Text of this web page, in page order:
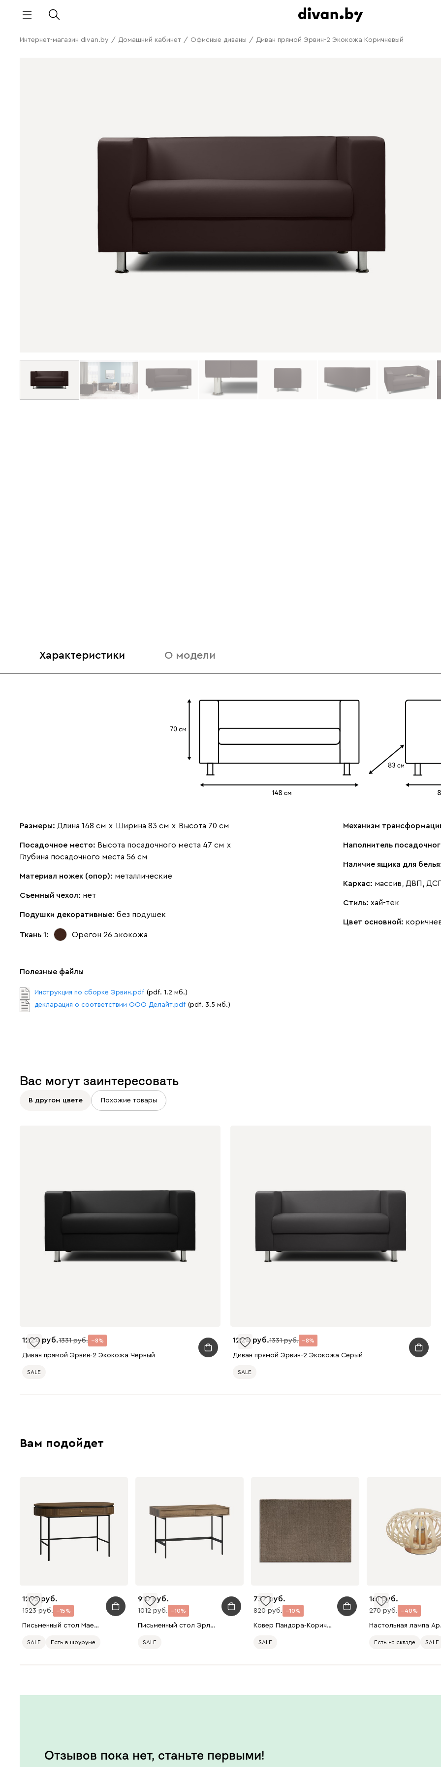
Интернет-магазин divan.by / Домашний кабинет / Офисные диваны / Диван прямой Эрвин-2 Экокожа Коричневый
Характеристики О модели
Размеры: Длина 148 см х Ширина 83 см х Высота 70 см
Посадочное место: Высота посадочного места 47 см х
Глубина посадочного места 56 см
Материал ножек (опор): металлические
Съемный чехол: нет
Подушки декоративные: без подушек
Ткань 1: Орегон 26 экокожа
Механизм
Наполнитель
Наличие ящика для
Каркас: массив, ДВП,
Стиль: хай-тек
Цвет основной:
Полезные файлы
Инструкция по сборке Эрвин.pdf (pdf. 1.2 мб.)
декларация о соответствии ООО Делайт.pdf (pdf. 3.5 мб.)
Вас могут заинтересовать
В другом цвете Похожие товары
1224 1331 8
Диван прямой Эрвин-2 Экокожа Черный
SALE
1224 1331 8
Диван прямой Эрвин-2 Экокожа Серый
SALE
Вам подойдет
1293
1523 15
Письменный стол Маер 120x60 Древесный темный
SALE Есть в шоуруме
910
1012 10
Письменный стол Эрлин-2 120x60 Дуб Табачный/Черный
SALE
737
820 10
Ковер Пандора-Коричневый 200x290
SALE
161
270 40
Есть на складе SALE
Отзывов пока нет, станьте первыми!